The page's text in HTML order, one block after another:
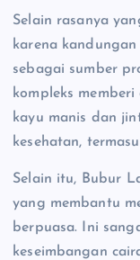
Selain rasanya
karena
sebagai sumber
kompleks
kayu manis dan
kesehatan,
Selain itu, Bubur
yang membantu
berpuasa. Ini
keseimbangan